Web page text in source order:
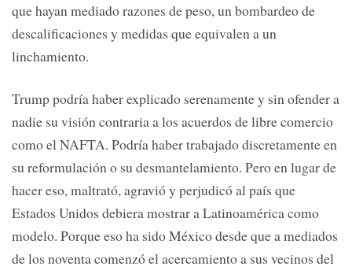
que hayan mediado razones de peso, un bombardeo de
descalificaciones y medidas que equivalen a un
linchamiento.
Trump podría haber explicado serenamente y sin ofender a
nadie su visión contraria a los acuerdos de libre comercio
como el NAFTA. Podría haber trabajado discretamente en
su reformulación o su desmantelamiento. Pero en lugar de
hacer eso, maltrató, agravió y perjudicó al país que
Estados Unidos debiera mostrar a Latinoamérica como
modelo. Porque eso ha sido México desde que a mediados
de los noventa comenzó el acercamiento a sus vecinos del